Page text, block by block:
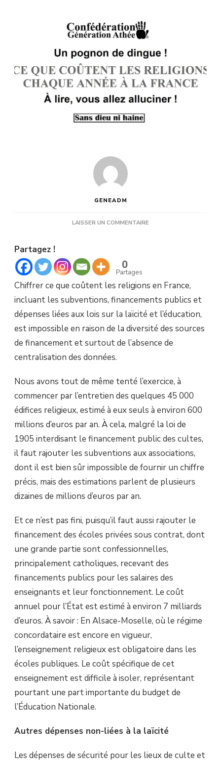
GENEADM
LAISSER UN COMMENTAIRE
ANNÉE
À
FRANCE
Partagez !
0
Partages
Chiffrer ce que coûtent les religions en France,
incluant les subventions, financements publics et
dépenses liées aux lois sur la laïcité et l’éducation,
est impossible en raison de la diversité des sources
de financement et surtout de l’absence de
centralisation des données.
Nous avons tout de même tenté l’exercice, à
commencer par l’entretien des quelques 45 000
édifices religieux, estimé à eux seuls à environ 600
millions d’euros par an. À cela, malgré la loi de
1905 interdisant le financement public des cultes,
il faut rajouter les subventions aux associations,
dont il est bien sûr impossible de fournir un chiffre
précis, mais des estimations parlent de plusieurs
dizaines de millions d’euros par an.
Et ce n’est pas fini, puisqu’il faut aussi rajouter le
financement des écoles privées sous contrat, dont
une grande partie sont confessionnelles,
principalement catholiques, recevant des
financements publics pour les salaires des
enseignants et leur fonctionnement. Le coût
annuel pour l’État est estimé à environ 7 milliards
d’euros. À savoir : En Alsace-Moselle, où le régime
concordataire est encore en vigueur,
l’enseignement religieux est obligatoire dans les
écoles publiques. Le coût spécifique de cet
enseignement est difficile à isoler, représentant
pourtant une part importante du budget de
l’Éducation Nationale.
Autres dépenses non-liées à la laïcité
Les dépenses de sécurité pour les lieux de culte et